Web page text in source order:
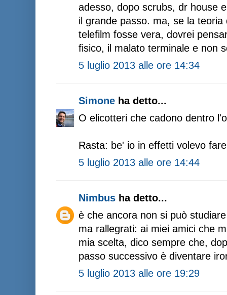
adesso, dopo scrubs, dr house
il grande passo. ma, se la
telefilm fosse vera, dovrei
fisico, il malato terminale e non
5 luglio 2013 alle ore 14:34
Simone ha detto...
O elicotteri che cadono dentro
Rasta: be' io in effetti volevo
5 luglio 2013 alle ore 14:44
Nimbus ha detto...
è che ancora non si può
ma rallegrati: ai miei amici che
mia scelta, dico sempre che,
passo successivo è diventare
5 luglio 2013 alle ore 19:29